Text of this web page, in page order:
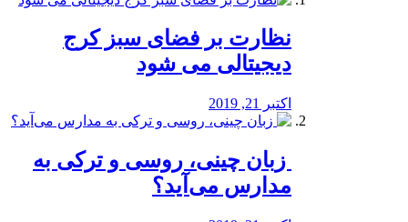
نظارت بر فضای سبز کرج
دیجیتالی می شود
اکتبر 21, 2019
️ زبان چینی، روسی و ترکی به
مدارس می‌آید؟